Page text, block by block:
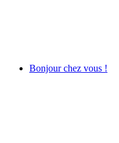
Bonjour chez vous !